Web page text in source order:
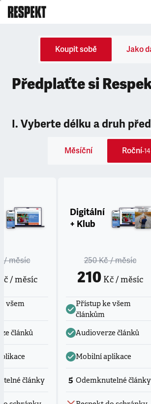
Koupit sobě Jako
Předplaťte si
I. Vyberte délku a druh
Měsíční Roční-
/ měsíc
/ měsíc
všem
článků
články
Digitální
+ Klub
250 Kč/ měsíc
210 Kč / měsíc
Přístup ke všem
článkům
Audioverze článků
Mobilní aplikace
5 Odemknutelné články